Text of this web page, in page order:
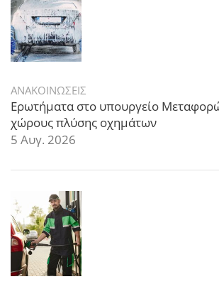
ΑΝΑΚΟΙΝΩΣΕΙΣ
Ερωτήματα στο υπουργείο
χώρους πλύσης οχημάτων
5 Αυγ. 2026